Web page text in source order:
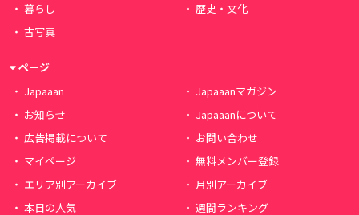
暮らし
歴史・文化
古写真
ページ
Japaaan
Japaaanマガジン
お知らせ
Japaaanについて
広告掲載について
お問い合わせ
マイページ
無料メンバー登録
エリア別アーカイブ
月別アーカイブ
本日の人気
週間ランキング